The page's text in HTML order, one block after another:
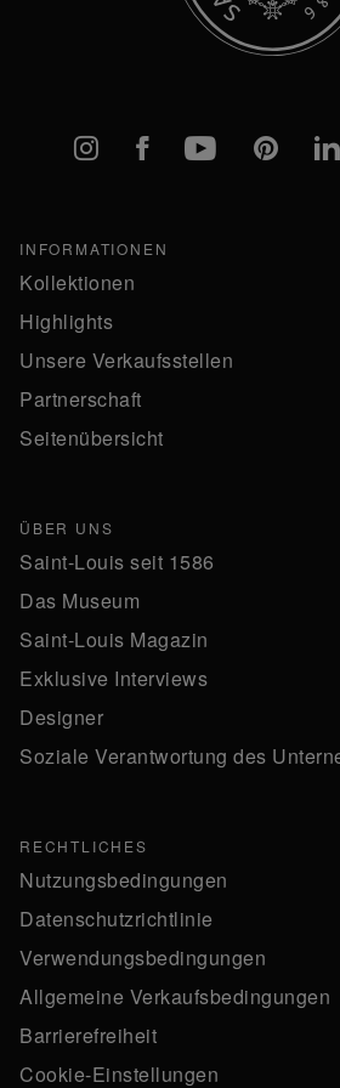
Instagram
FacebookYouTube
INFORMATIONEN
Kollektionen
Highlights
Unsere Verkaufsstellen
Partnerschaft
Seitenübersicht
ÜBER UNS
Saint-Louis seit 1586
Das Museum
Saint-Louis Magazin
Exklusive Interviews
Designer
Soziale Verantwortung des
RECHTLICHES
Nutzungsbedingungen
Datenschutzrichtlinie
Verwendungsbedingungen
Allgemeine Verkaufsbedingungen
Barrierefreiheit
Cookie-Einstellungen